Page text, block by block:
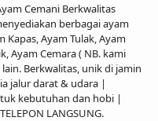
Cemani Berkwalitas
berbagai ayam
Kapas, Ayam Tulak, Ayam
Ayam Cemara ( NB. kami
Berkwalitas, unik di jamin
jalur darat & udara |
kebutuhan dan hobi |
LANGSUNG.